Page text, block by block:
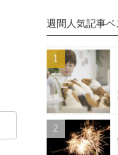
週間人気記事